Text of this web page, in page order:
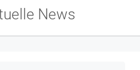
News